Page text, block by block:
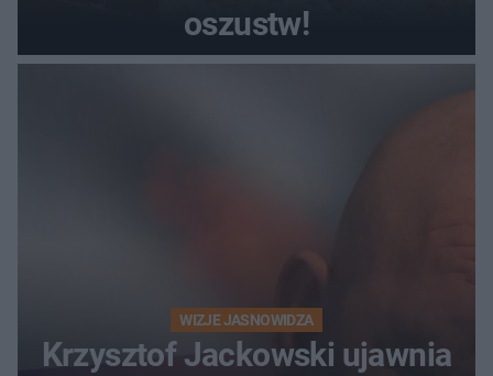
oszustw!
WIZJE JASNOWIDZA
Krzysztof Jackowski ujawnia